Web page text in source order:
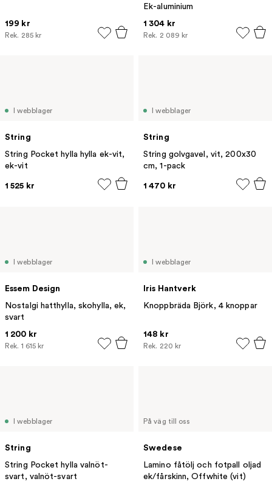
199 kr
Rek. 285 kr
Ek-aluminium
1 304 kr
Rek. 2 089 kr
I webblager
String
String Pocket hylla hylla ek-vit,
ek-vit
1 525 kr
I webblager
String
String golvgavel, vit, 200x30
cm, 1-pack
1 470 kr
I webblager
Essem Design
Nostalgi hatthylla, skohylla, ek,
svart
1 200 kr
Rek. 1 615 kr
I webblager
Iris Hantverk
Knoppbräda Björk, 4 knoppar
148 kr
Rek. 220 kr
I webblager
String
String Pocket hylla valnöt-
svart, valnöt-svart
På väg till oss
Swedese
Lamino fåtölj och fotpall oljad
ek/fårskinn, Offwhite (vit)